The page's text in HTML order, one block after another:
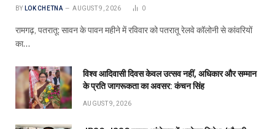
BY LOK CHETNA AUGUST 9, 2026 0
रामगढ़, पतरातू: सावन के पावन महीने में रविवार को पतरातू रेलवे कॉलोनी से कांवरियों
का…
विश्व आदिवासी दिवस केवल उत्सव नहीं, अधिकार और सम्मान
के प्रति जागरूकता का अवसर: कंचन सिंह
AUGUST 9, 2026